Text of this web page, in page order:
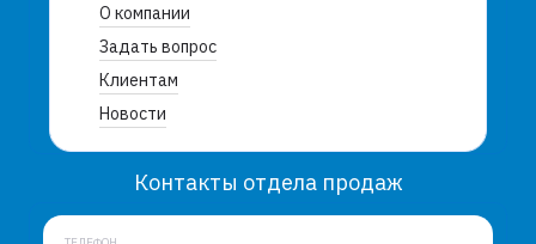
О компании
Задать вопрос
Клиентам
Новости
Контакты отдела продаж